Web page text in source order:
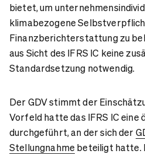
bietet, um
klimabezogene
Finanzberichterstattung zu
aus Sicht des IFRS IC keine
Standardsetzung notwendig.
Der GDV stimmt der
Vorfeld hatte das IFRS IC eine
durchgeführt, an der sich der
Stellungnahme beteiligt hatte.